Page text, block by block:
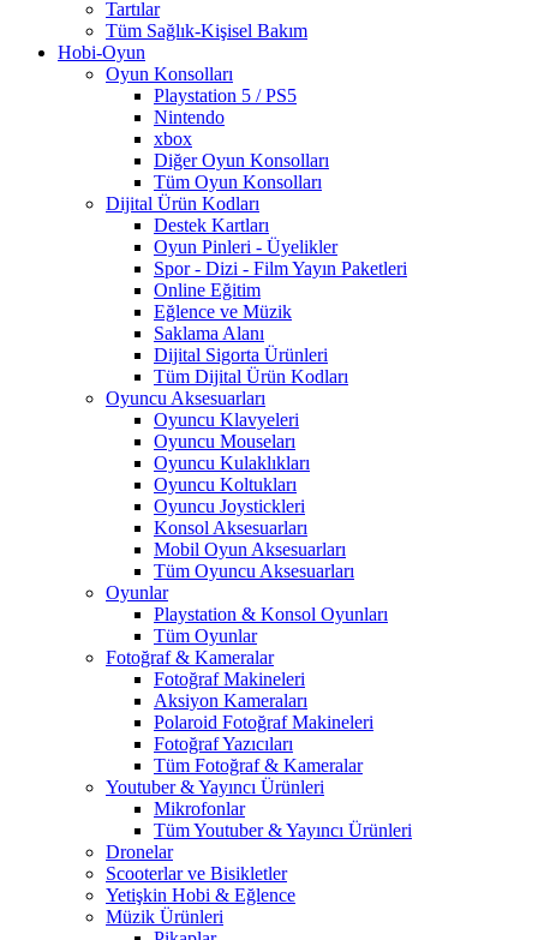
Tartılar
Tüm Sağlık-Kişisel Bakım
Hobi-Oyun
Oyun Konsolları
Playstation 5 / PS5
Nintendo
xbox
Diğer Oyun Konsolları
Tüm Oyun Konsolları
Dijital Ürün Kodları
Destek Kartları
Oyun Pinleri - Üyelikler
Spor - Dizi - Film Yayın Paketleri
Online Eğitim
Eğlence ve Müzik
Saklama Alanı
Dijital Sigorta Ürünleri
Tüm Dijital Ürün Kodları
Oyuncu Aksesuarları
Oyuncu Klavyeleri
Oyuncu Mouseları
Oyuncu Kulaklıkları
Oyuncu Koltukları
Oyuncu Joystickleri
Konsol Aksesuarları
Mobil Oyun Aksesuarları
Tüm Oyuncu Aksesuarları
Oyunlar
Playstation & Konsol Oyunları
Tüm Oyunlar
Fotoğraf & Kameralar
Fotoğraf Makineleri
Aksiyon Kameraları
Polaroid Fotoğraf Makineleri
Fotoğraf Yazıcıları
Tüm Fotoğraf & Kameralar
Youtuber & Yayıncı Ürünleri
Mikrofonlar
Tüm Youtuber & Yayıncı Ürünleri
Dronelar
Scooterlar ve Bisikletler
Yetişkin Hobi & Eğlence
Müzik Ürünleri